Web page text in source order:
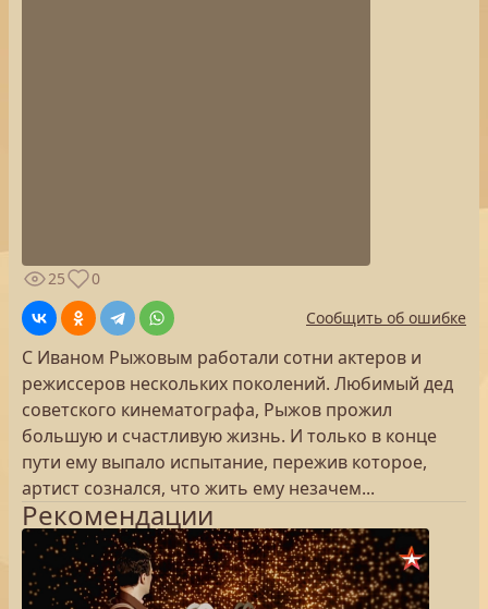
25
0
Сообщить об ошибке
С Иваном Рыжовым работали сотни актеров и
режиссеров нескольких поколений. Любимый дед
советского кинематографа, Рыжов прожил
большую и счастливую жизнь. И только в конце
пути ему выпало испытание, пережив которое,
артист сознался, что жить ему незачем...
Рекомендации